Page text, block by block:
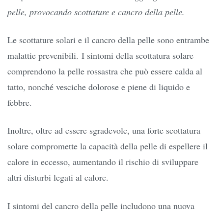
pelle, provocando scottature e cancro della pelle.
Le scottature solari e il cancro della pelle sono entrambe
malattie prevenibili. I sintomi della scottatura solare
comprendono la pelle rossastra che può essere calda al
tatto, nonché vesciche dolorose e piene di liquido e
febbre.
Inoltre, oltre ad essere sgradevole, una forte scottatura
solare compromette la capacità della pelle di espellere il
calore in eccesso, aumentando il rischio di sviluppare
altri disturbi legati al calore.
I sintomi del cancro della pelle includono una nuova